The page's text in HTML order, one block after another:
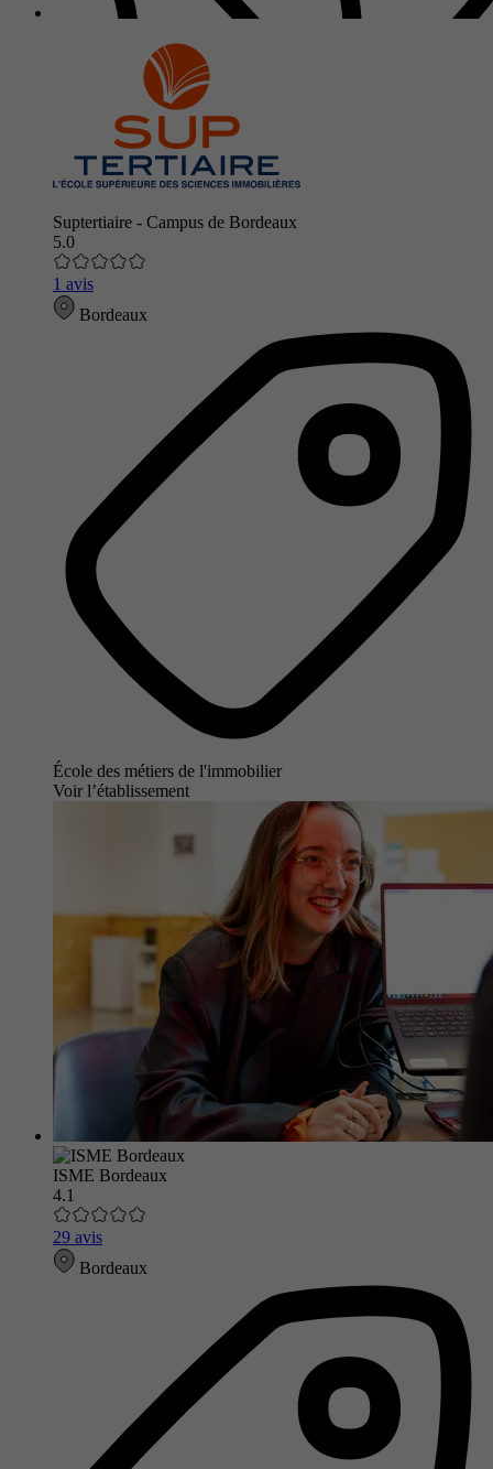
Suptertiaire - Campus de Bordeaux
5.0
1 avis
Bordeaux
École des métiers de l'immobilier
Voir l’établissement
ISME Bordeaux
4.1
29 avis
Bordeaux